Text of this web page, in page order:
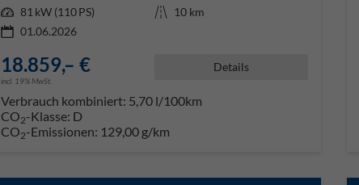
Leistung 81 kW (110 PS) Kilometerstand 10 km
01.06.2026
18.859,– €
incl. 19% MwSt.
Details
Verbrauch kombiniert: 5,70 l/100km
CO2-Klasse: D
CO2-Emissionen: 129,00 g/km